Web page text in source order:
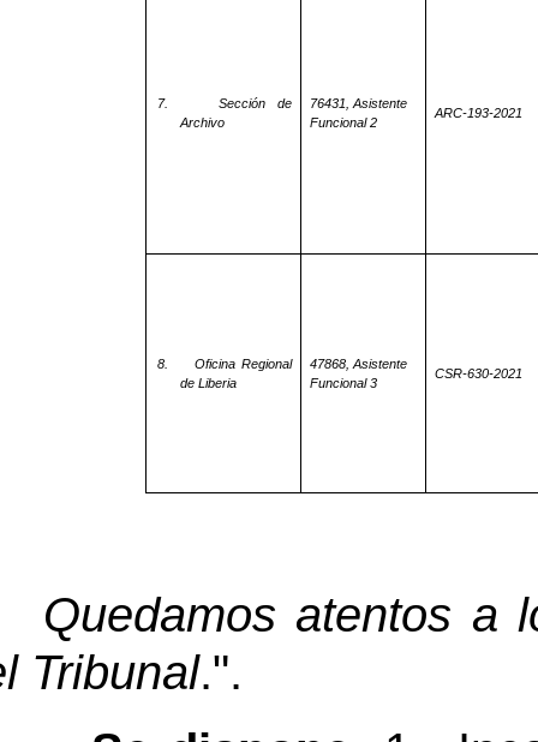
7.
Sección de
Archivo
76431, Asistente
Funcional 2
ARC-193-2021
8.
Oficina Regional
de Liberia
47868, Asistente
Funcional 3
CSR-630-2021
Quedamos atentos a
Tribunal.".